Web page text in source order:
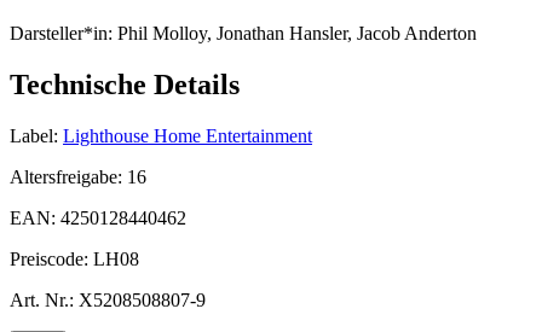
Darsteller*in: Phil Molloy, Jonathan Hansler, Jacob Anderton
Technische Details
Label: Lighthouse Home Entertainment
Altersfreigabe: 16
EAN: 4250128440462
Preiscode: LH08
Art. Nr.: X5208508807-9